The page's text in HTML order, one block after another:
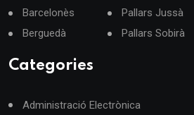
Barcelonès
Berguedà
Pallars Jussà
Pallars Sobirà
Categories
Administració Electrònica